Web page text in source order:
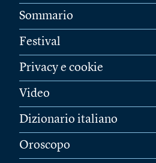
Sommario
Festival
Privacy e cookie
Video
Dizionario italiano
Oroscopo